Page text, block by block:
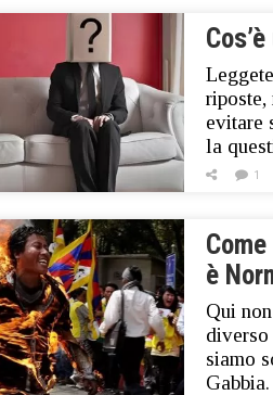
riposte,
evitare
la
1
è
Qui
diverso
siamo